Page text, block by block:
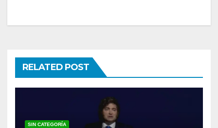
RELATED POST
SIN CATEGORÍA